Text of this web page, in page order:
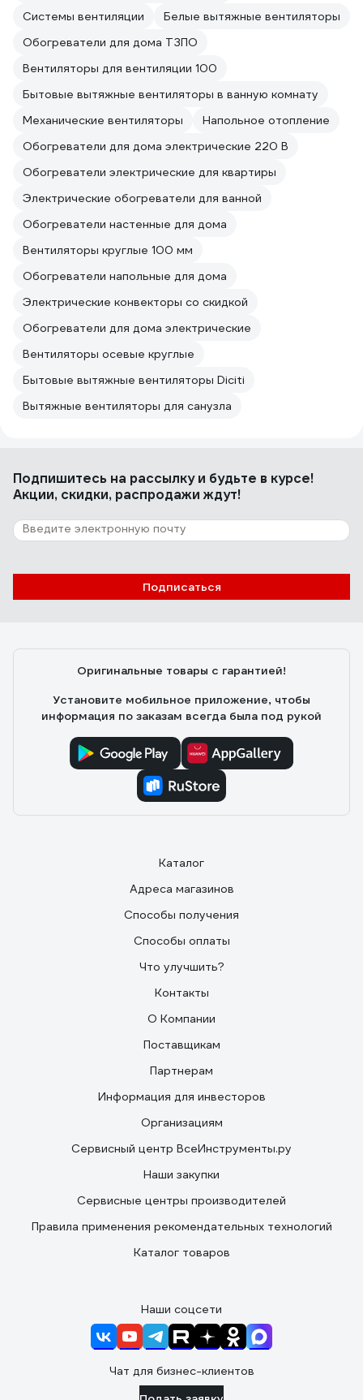
Системы вентиляции
Белые вытяжные вентиляторы
Обогреватели для дома ТЗПО
Вентиляторы для вентиляции 100
Бытовые вытяжные вентиляторы в ванную комнату
Механические вентиляторы
Напольное отопление
Обогреватели для дома электрические 220 В
Обогреватели электрические для квартиры
Электрические обогреватели для ванной
Обогреватели настенные для дома
Вентиляторы круглые 100 мм
Обогреватели напольные для дома
Электрические конвекторы со скидкой
Обогреватели для дома электрические
Вентиляторы осевые круглые
Бытовые вытяжные вентиляторы Diciti
Вытяжные вентиляторы для санузла
Подпишитесь на рассылкуи будьте в курсе!
Акции, скидки, распродажи ждут!
Подписаться
Оригинальные товары с гарантией!
Установите мобильное приложение, чтобы
информация по заказам всегда была под рукой
Каталог
Адреса магазинов
Способы получения
Способы оплаты
Что улучшить?
Контакты
О Компании
Поставщикам
Партнерам
Информация для инвесторов
Организациям
Сервисный центр ВсеИнструменты.ру
Наши закупки
Сервисные центры производителей
Правила применения рекомендательных технологий
Каталог товаров
Наши соцсети
Чат для бизнес-клиентов